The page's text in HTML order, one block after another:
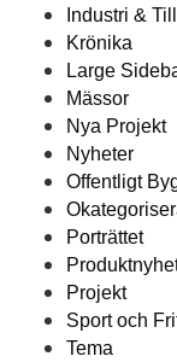
Industri &
Krönika
Large
Mässor
Nya Projekt
Nyheter
Offentligt
Porträttet
Projekt
Sport och
Tema